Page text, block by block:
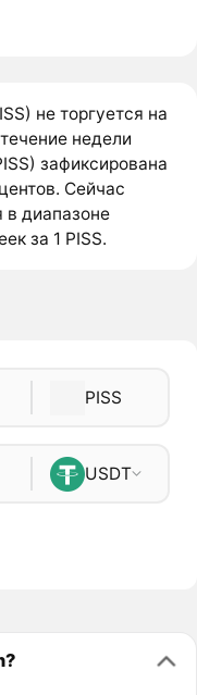
не торгуется на
недели
зафиксирована
Сейчас
в диапазоне
за 1 PISS.
PISS
USDT